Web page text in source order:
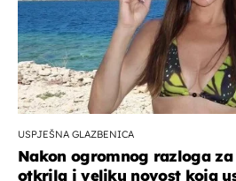
USPJEŠNA GLAZBENICA
Nakon ogromnog razloga
otkrila i veliku novost koja